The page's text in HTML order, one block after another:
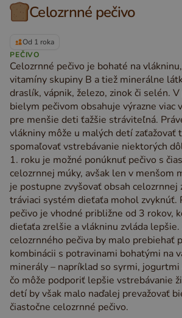
Celozrnné pečivo
Od 1 roka
PEČIVO
Celozrnné pečivo je bohaté na
vitamíny skupiny B a tiež minerálne
draslík, vápnik, železo, zinok či selén.
bielym pečivom obsahuje výrazne viac
pre menšie deti ťažšie stráviteľná.
vlákniny môže u malých detí zaťažovať
spomaľovať vstrebávanie niektorých
1. roku je možné ponúknuť pečivo s
celozrnnej múky, avšak len v menšom
je postupne zvyšovať obsah celozrnnej
tráviaci systém dieťaťa mohol zvyknúť.
pečivo je vhodné približne od 3 rokov,
dieťaťa zrelšie a vlákninu zvláda lepšie.
celozrnného pečiva by malo prebiehať
kombinácii s potravinami bohatými na
minerály – napríklad so syrmi,
čo môže podporiť lepšie vstrebávanie
detí by však malo naďalej prevažovať
čiastočne celozrnné pečivo.